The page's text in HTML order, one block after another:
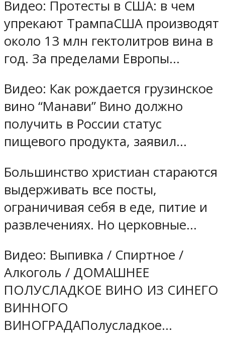
Видео: Протесты в США: в чем
упрекают ТрампаСША производят
около 13 млн гектолитров вина в
год. За пределами Европы…
Видео: Как рождается грузинское
вино “Манави” Вино должно
получить в России статус
пищевого продукта, заявил…
Большинство христиан стараются
выдерживать все посты,
ограничивая себя в еде, питие и
развлечениях. Но церковные…
Видео: Выпивка / Спиртное /
Алкоголь / ДОМАШНЕЕ
ПОЛУСЛАДКОЕ ВИНО ИЗ СИНЕГО
ВИННОГО
ВИНОГРАДАПолусладкое…